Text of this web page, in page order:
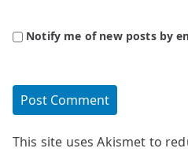
Notify me of new posts by
This site uses Akismet to